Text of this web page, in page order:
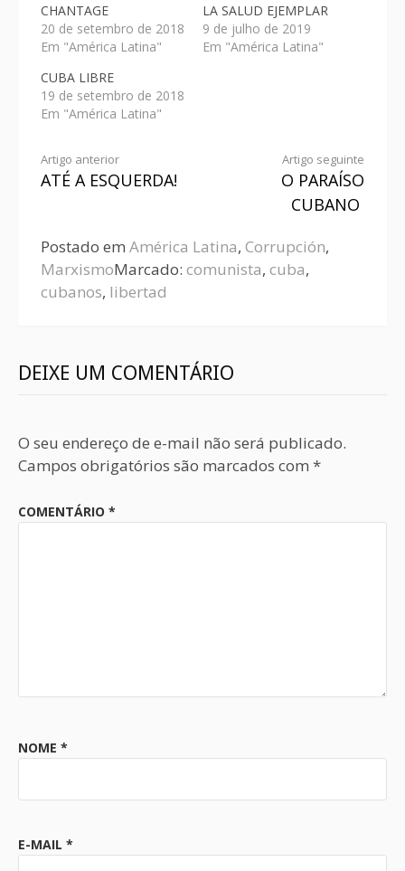
CHANTAGE
20 de setembro de 2018
Em "América Latina"
LA SALUD EJEMPLAR
9 de julho de 2019
Em "América Latina"
CUBA LIBRE
19 de setembro de 2018
Em "América Latina"
Artigo anterior
ATÉ A ESQUERDA!
Artigo seguinte
O PARAÍSO
CUBANO
Postado em América Latina, Corrupción,
MarxismoMarcado: comunista, cuba,
cubanos, libertad
DEIXE UM COMENTÁRIO
O seu endereço de e-mail não será publicado.
Campos obrigatórios são marcados com *
COMENTÁRIO *
NOME *
E-MAIL *